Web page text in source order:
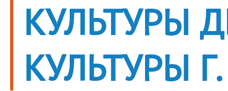
КУЛЬТУРЫ
КУЛЬТУРЫ